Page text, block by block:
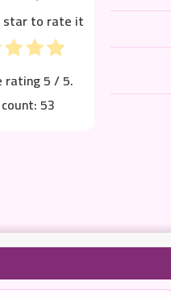
star to rate it!
rating5/ 5.
53